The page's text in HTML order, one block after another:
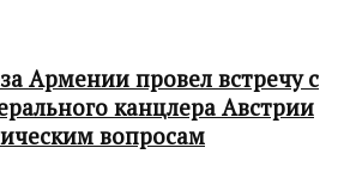
Армении провел встречу с
канцлера Австрии
вопросам